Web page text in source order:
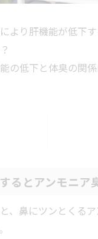
より肝機能が低下
の低下と体臭の関
るとアンモニア
、鼻にツンとくる